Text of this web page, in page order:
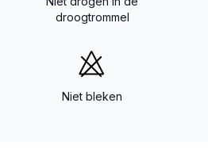
droogtrommel
Niet bleken